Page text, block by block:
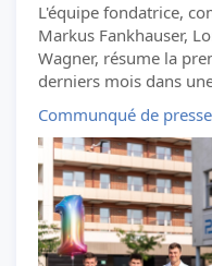
L'équipe fondatrice,
Markus Fankhauser,
Wagner, résume la
derniers mois dans
Communqué de